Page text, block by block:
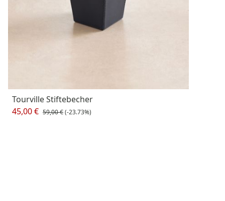
Tourville Stiftebecher
45,00 € 59,00 €(-23.73%)